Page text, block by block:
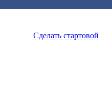
Сделать стартовой